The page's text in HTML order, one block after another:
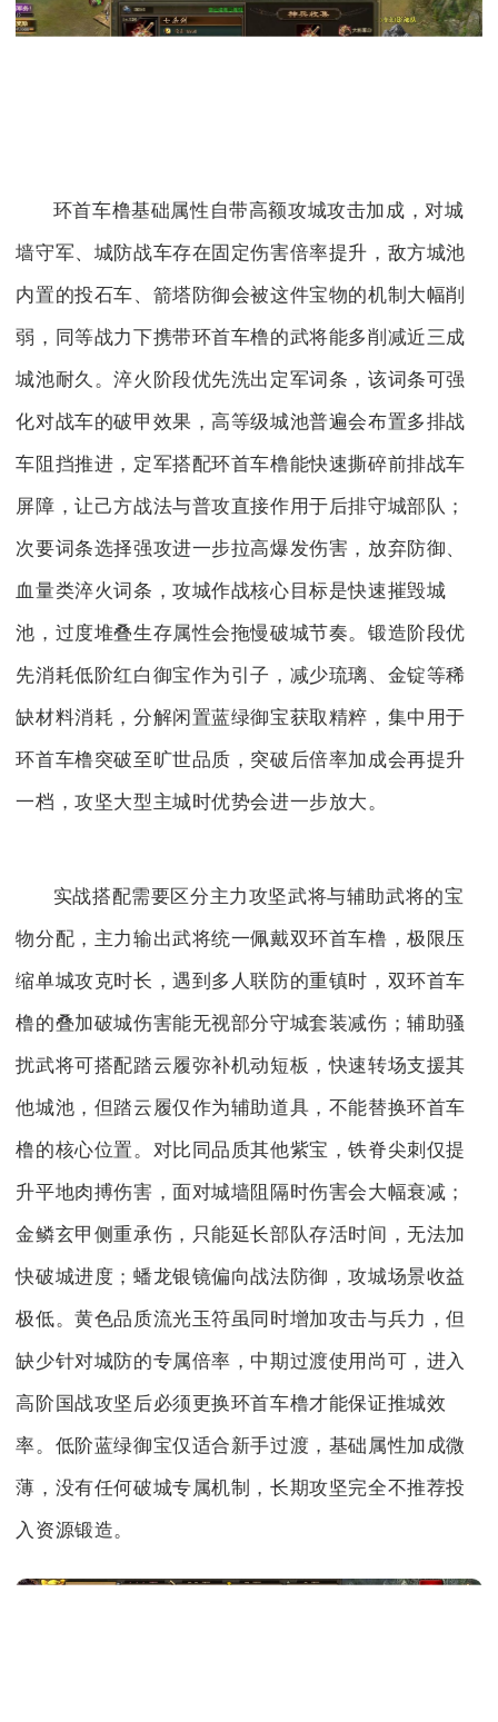
环首车橹基础属性自带高额攻城攻击加成，对城
墙守军、城防战车存在固定伤害倍率提升，敌方城池
内置的投石车、箭塔防御会被这件宝物的机制大幅削
弱，同等战力下携带环首车橹的武将能多削减近三成
城池耐久。淬火阶段优先洗出定军词条，该词条可强
化对战车的破甲效果，高等级城池普遍会布置多排战
车阻挡推进，定军搭配环首车橹能快速撕碎前排战车
屏障，让己方战法与普攻直接作用于后排守城部队；
次要词条选择强攻进一步拉高爆发伤害，放弃防御、
血量类淬火词条，攻城作战核心目标是快速摧毁城
池，过度堆叠生存属性会拖慢破城节奏。锻造阶段优
先消耗低阶红白御宝作为引子，减少琉璃、金锭等稀
缺材料消耗，分解闲置蓝绿御宝获取精粹，集中用于
环首车橹突破至旷世品质，突破后倍率加成会再提升
一档，攻坚大型主城时优势会进一步放大。
实战搭配需要区分主力攻坚武将与辅助武将的宝
物分配，主力输出武将统一佩戴双环首车橹，极限压
缩单城攻克时长，遇到多人联防的重镇时，双环首车
橹的叠加破城伤害能无视部分守城套装减伤；辅助骚
扰武将可搭配踏云履弥补机动短板，快速转场支援其
他城池，但踏云履仅作为辅助道具，不能替换环首车
橹的核心位置。对比同品质其他紫宝，铁脊尖刺仅提
升平地肉搏伤害，面对城墙阻隔时伤害会大幅衰减；
金鳞玄甲侧重承伤，只能延长部队存活时间，无法加
快破城进度；蟠龙银镜偏向战法防御，攻城场景收益
极低。黄色品质流光玉符虽同时增加攻击与兵力，但
缺少针对城防的专属倍率，中期过渡使用尚可，进入
高阶国战攻坚后必须更换环首车橹才能保证推城效
率。低阶蓝绿御宝仅适合新手过渡，基础属性加成微
薄，没有任何破城专属机制，长期攻坚完全不推荐投
入资源锻造。